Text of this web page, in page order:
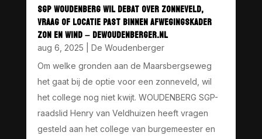
SGP WOUDENBERG WIL DEBAT OVER ZONNEVELD,
VRAAG OF LOCATIE PAST BINNEN AFWEGINGSKADER
ZON EN WIND – DEWOUDENBERGER.NL
aug 6, 2025
De Woudenberger
Om welke gronden aan de Maarsbergseweg
het gaat bij de optie voor een zonneveld, wil
het college nog niet kwijt. WOUDENBERG SGP-
raadslid Henry van Veldhuizen heeft vragen
gesteld aan het college van burgemeester en